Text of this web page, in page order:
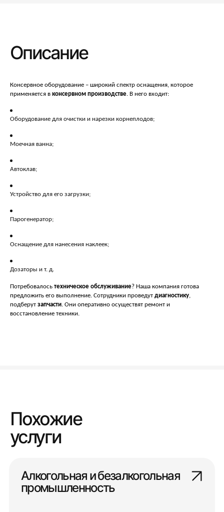
Описание
Консервное оборудование – широкий спектр оснащения, которое
применяется в консервном производстве. В него входит:
Оборудование для очистки и нарезки корнеплодов;
Моечная ванна;
Автоклав;
Устройство для его загрузки;
Парогенератор;
Оснащение для нанесения наклеек;
Дозаторы и т. д.
Потребовалось техническое обслуживание? Наша компания готова
предложить его выполнение. Сотрудники проведут диагностику,
подберут запчасти. Они оперативно осуществят ремонт и
восстановление техники.
Похожие
услуги
Алкогольная и безалкогольная
промышленность